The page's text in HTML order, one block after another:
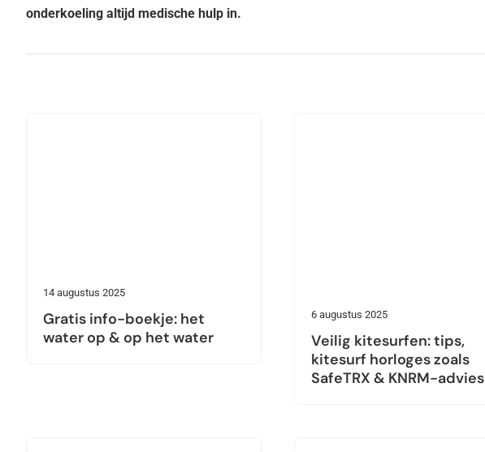
onderkoeling altijd medische hulp in.
14 augustus 2025
Gratis info-boekje: het
water op & op het water
6 augustus 2025
Veilig kitesurfen: tips,
kitesurf horloges zoals
SafeTRX & KNRM-advies